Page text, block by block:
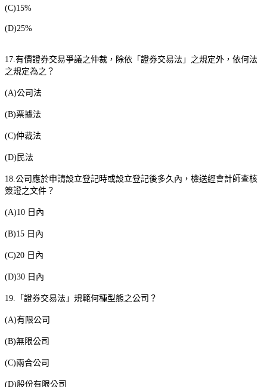
(C)15%
(D)25%
17. 有價證券交易爭議之仲裁，除依「證券交易法」之規定外，依何法
之規定為之？
(A)公司法
(B)票據法
(C)仲裁法
(D) 民法
18. 公司應於申請設立登記時或設立登記後多久內，檢送經會計師查核
簽證之文件？
(A)10 日內
(B)15 日內
(C)20 日內
(D)30 日內
19. 「證券交易法」規範何種型態之公司？
(A)有限公司
(B)無限公司
(C)兩合公司
(D)股份有限公司